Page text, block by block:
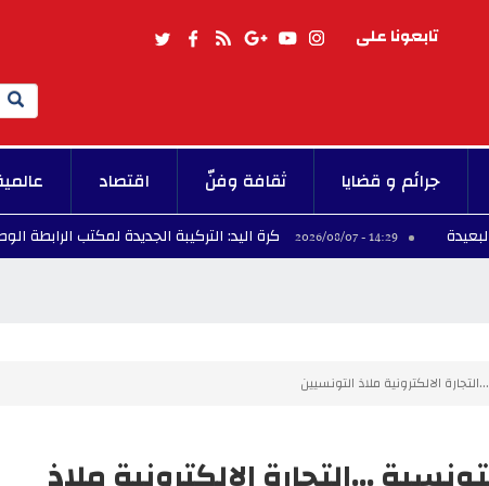
تابعونا على
Search
جرائم و قضايا ثقافة وفنّ اقتصاد
14:29 - 2026/08/07 كرة اليد: التركيبة الجديدة لمكتب الرابطة الوطنية
الالكترونية ملاذ التونسيين